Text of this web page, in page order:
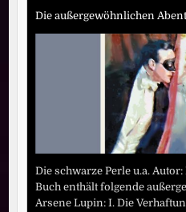
Die außergewöhnlichen
Die schwarze Perle u.a.
Buch enthält folgende
Arsene Lupin: I. Die